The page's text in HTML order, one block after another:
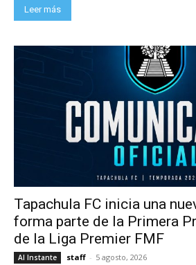
Leer más
Tapachula FC inicia una
forma parte de la Primera
de la Liga Premier FMF
Al Instante staff - 5 agosto, 2026